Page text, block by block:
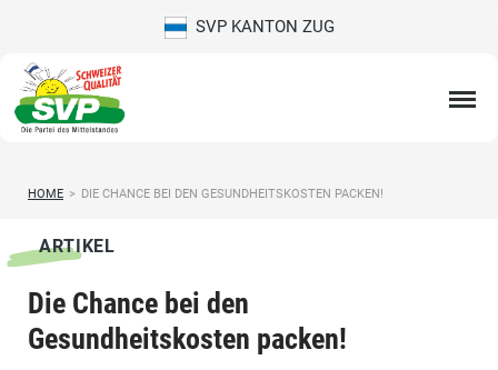
SVP KANTON ZUG
HOME > DIE CHANCE BEI DEN GESUNDHEITSKOSTEN PACKEN!
ARTIKEL
Die Chance bei den
Gesundheitskosten packen!